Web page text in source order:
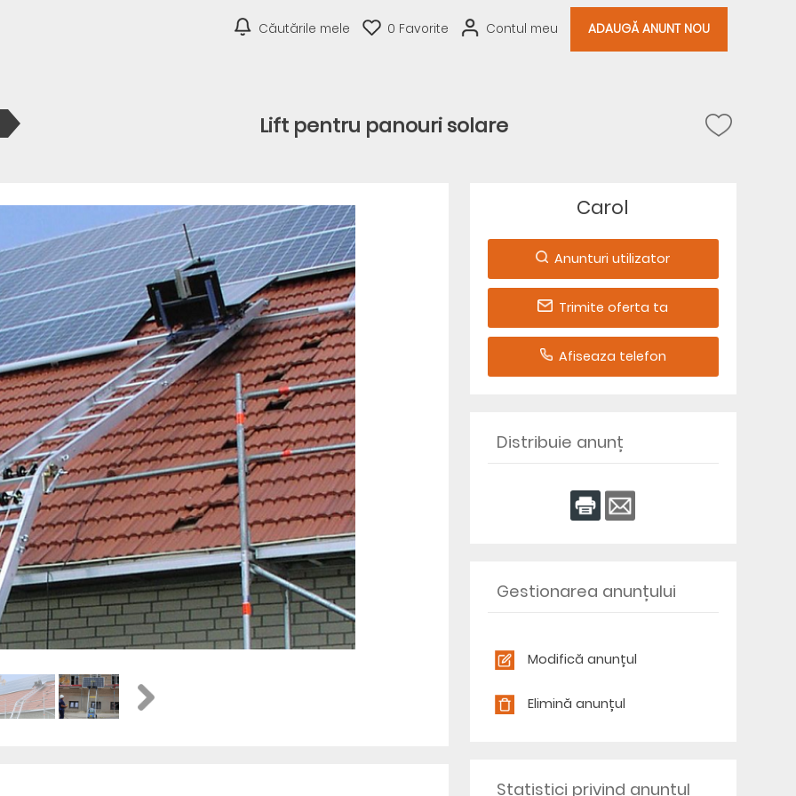
Căutările mele 0 Favorite Contul meu ADAUGĂ ANUNT NOU
Lift pentru panouri solare
Carol
Anunturi utilizator
Trimite oferta ta
Afiseaza telefon
Distribuie anunț
Gestionarea anunțului
Modifică anunțul
Elimină anunțul
Statistici privind anunțul